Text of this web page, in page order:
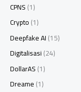
CPNS(1)
Crypto(1)
Deepfake AI(15)
Digitalisasi(24)
DollarAS(1)
Dreame(1)